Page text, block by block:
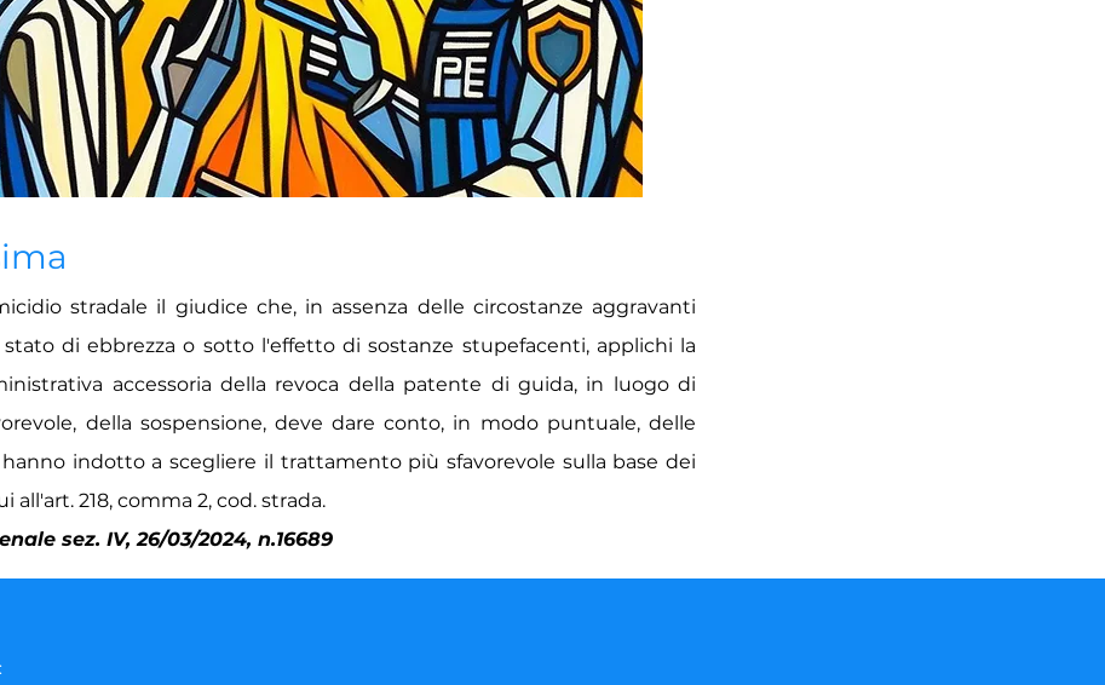
stradale il giudice che, in assenza delle circostanze aggravanti
di ebbrezza o sotto l'effetto di sostanze stupefacenti, applichi la
accessoria della revoca della patente di guida, in luogo di
della sospensione, deve dare conto, in modo puntuale, delle
indotto a scegliere il trattamento più sfavorevole sulla base dei
all'art. 218, comma 2, cod. strada.
sez. IV, 26/03/2024, n.16689